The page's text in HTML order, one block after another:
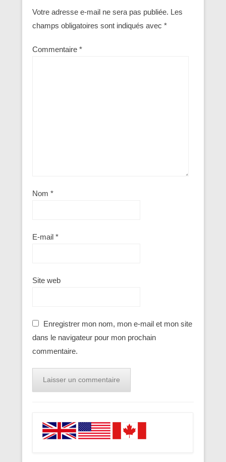
Votre adresse e-mail ne sera pas publiée. Les
champs obligatoires sont indiqués avec *
Commentaire *
Nom *
E-mail *
Site web
Enregistrer mon nom, mon e-mail et mon site
dans le navigateur pour mon prochain
commentaire.